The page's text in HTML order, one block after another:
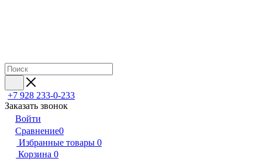
+7 928 233-0-233
Заказать звонок
Войти
Сравнение0
Избранные товары 0
Корзина 0